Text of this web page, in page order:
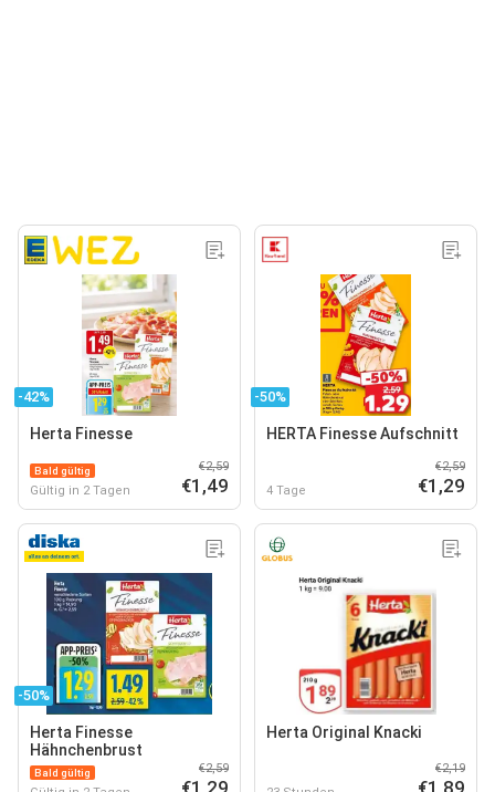
-42%
Herta Finesse
Bald gültig
Gültig in 2 Tagen
€2,59
€1,49
-50%
HERTA Finesse Aufschnitt
4 Tage
€2,59
€1,29
-50%
Herta Finesse
Hähnchenbrust
Bald gültig €2,59
€1,29
Herta Original Knacki
€2,19
€1,89